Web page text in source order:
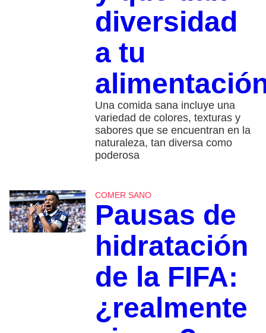
diversidad
a tu
Una comida sana incluye una
variedad de colores, texturas y
sabores que se encuentran en la
naturaleza, tan diversa como
poderosa
COMER SANO
Pausas de
hidratación
de la FIFA:
¿realmente